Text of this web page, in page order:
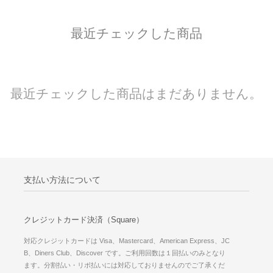
最近チェックした商品
最近チェックした商品はまだありません。
支払い方法について
クレジットカード決済（Square）
対応クレジットカードは Visa、Mastercard、American Express、JC
B、Diners Club、Discover です。ご利用回数は１回払いのみとなり
ます。分割払い・リボ払いには対応しておりませんのでご了承くだ